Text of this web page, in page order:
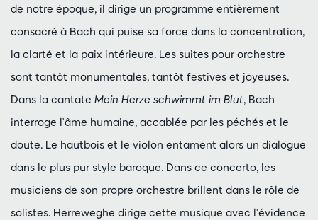
de notre époque, il dirige un programme entièrement
consacré à Bach qui puise sa force dans la concentration,
la clarté et la paix intérieure. Les suites pour orchestre
sont tantôt monumentales, tantôt festives et joyeuses.
Dans la cantate Mein Herze schwimmt im Blut, Bach
interroge l'âme humaine, accablée par les péchés et le
doute. Le hautbois et le violon entament alors un dialogue
dans le plus pur style baroque. Dans ce concerto, les
musiciens de son propre orchestre brillent dans le rôle de
solistes. Herreweghe dirige cette musique avec l'évidence